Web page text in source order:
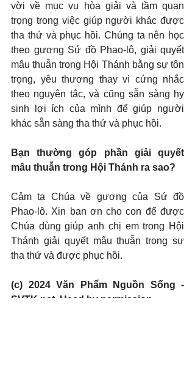
vời về mục vụ hòa giải và tầm quan
trọng trong việc giúp người khác được
tha thứ và phục hồi. Chúng ta nên học
theo gương Sứ đồ Phao-lô, giải quyết
mâu thuẫn trong Hội Thánh bằng sự tôn
trọng, yêu thương thay vì cứng nhắc
theo nguyên tắc, và cũng sẵn sàng hy
sinh lợi ích của mình để giúp người
khác sẵn sàng tha thứ và phục hồi.
Bạn thường góp phần giải quyết
mâu thuẫn trong Hội Thánh ra sao?
Cảm tạ Chúa về gương của Sứ đồ
Phao-lô. Xin ban ơn cho con để được
Chúa dùng giúp anh chị em trong Hội
Thánh giải quyết mâu thuẫn trong sự
tha thứ và được phục hồi.
(c) 2024 Văn Phẩm Nguồn Sống -
SVTK.net. Used by permission.